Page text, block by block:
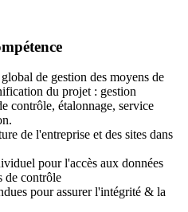
de gestion des moyens de
du projet : gestion
contrôle, étalonnage, service
de l'entreprise et des sites dans
pour l'accès aux données
de contrôle
pour assurer l'intégrité & la